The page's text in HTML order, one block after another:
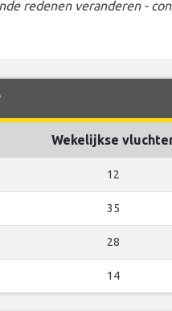
redenen veranderen -
Wekelijkse
12
35
28
14